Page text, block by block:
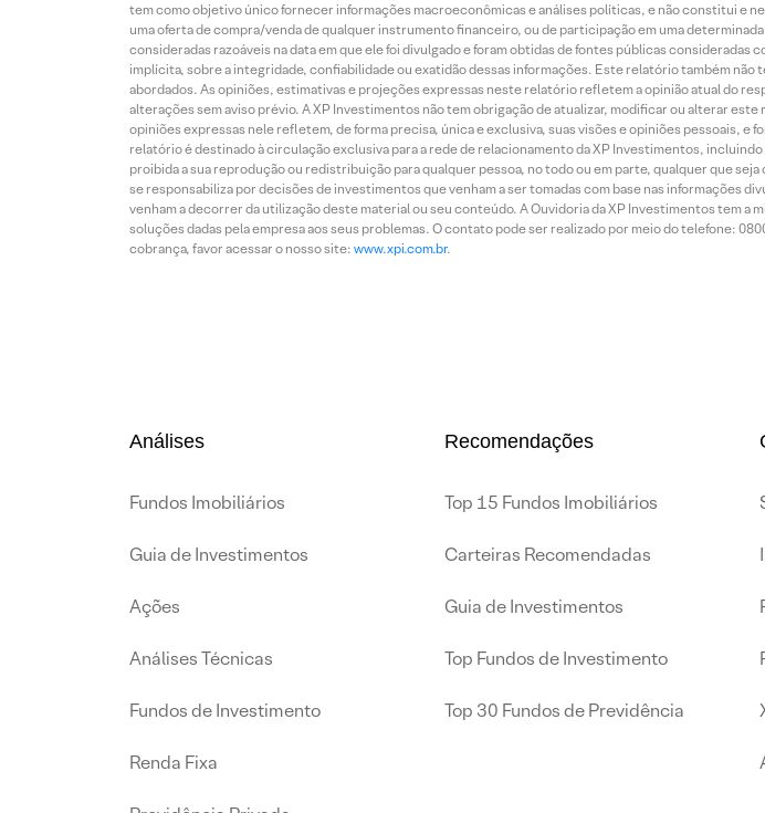
tem como objetivo único fornecer informações macroeconômicas e análises políticas, e não constitui e
uma oferta de compra/venda de qualquer instrumento financeiro, ou de participação em uma
consideradas razoáveis na data em que ele foi divulgado e foram obtidas de fontes públicas
implícita, sobre a integridade, confiabilidade ou exatidão dessas informações. Este relatório também
abordados. As opiniões, estimativas e projeções expressas neste relatório refletem a opinião atual do
alterações sem aviso prévio. A XP Investimentos não tem obrigação de atualizar, modificar ou alterar
opiniões expressas nele refletem, de forma precisa, única e exclusiva, suas visões e opiniões pessoais,
relatório é destinado à circulação exclusiva para a rede de relacionamento da XP Investimentos,
proibida a sua reprodução ou redistribuição para qualquer pessoa, no todo ou em parte, qualquer que
se responsabiliza por decisões de investimentos que venham a ser tomadas com base nas informações
venham a decorrer da utilização deste material ou seu conteúdo. A Ouvidoria da XP Investimentos tem
soluções dadas pela empresa aos seus problemas. O contato pode ser realizado por meio do telefone:
cobrança, favor acessar o nosso site: www.xpi.com.br.
Análises
Fundos Imobiliários
Guia de Investimentos
Ações
Análises Técnicas
Fundos de Investimento
Renda Fixa
Recomendações
Top 15 Fundos Imobiliários
Carteiras Recomendadas
Guia de Investimentos
Top Fundos de Investimento
Top 30 Fundos de Previdência